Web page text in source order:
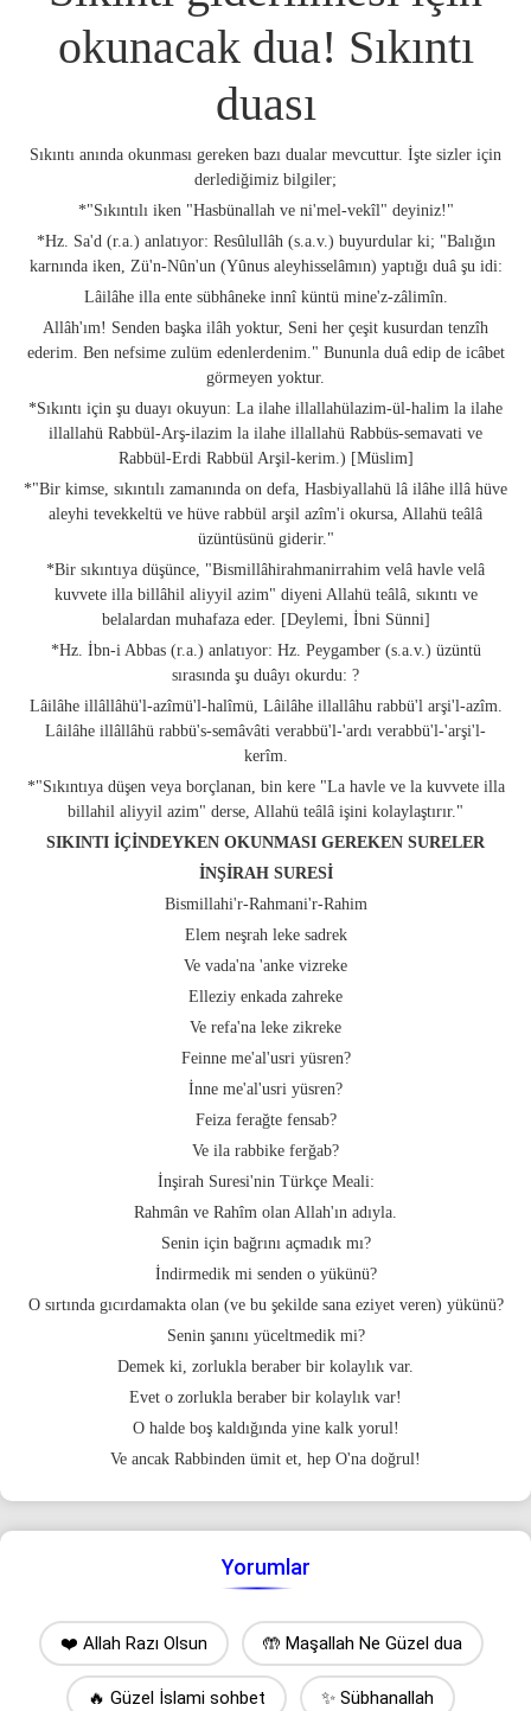
okunacak dua! Sıkıntı
duası
Sıkıntı anında okunması gereken bazı dualar mevcuttur. İşte sizler için
derlediğimiz bilgiler;
*"Sıkıntılı iken "Hasbünallah ve ni'mel-vekîl" deyiniz!"
*Hz. Sa'd (r.a.) anlatıyor: Resûlullâh (s.a.v.) buyurdular ki; "Balığın
karnında iken, Zü'n-Nûn'un (Yûnus aleyhisselâmın) yaptığı duâ şu idi:
Lâilâhe illa ente sübhâneke innî küntü mine'z-zâlimîn.
Allâh'ım! Senden başka ilâh yoktur, Seni her çeşit kusurdan tenzîh
ederim. Ben nefsime zulüm edenlerdenim." Bununla duâ edip de icâbet
görmeyen yoktur.
*Sıkıntı için şu duayı okuyun: La ilahe illallahülazim-ül-halim la ilahe
illallahü Rabbül-Arş-ilazim la ilahe illallahü Rabbüs-semavati ve
Rabbül-Erdi Rabbül Arşil-kerim.) [Müslim]
*"Bir kimse, sıkıntılı zamanında on defa, Hasbiyallahü lâ ilâhe illâ hüve
aleyhi tevekkeltü ve hüve rabbül arşil azîm'i okursa, Allahü teâlâ
üzüntüsünü giderir."
*Bir sıkıntıya düşünce, "Bismillâhirahmanirrahim velâ havle velâ
kuvvete illa billâhil aliyyil azim" diyeni Allahü teâlâ, sıkıntı ve
belalardan muhafaza eder. [Deylemi, İbni Sünni]
*Hz. İbn-i Abbas (r.a.) anlatıyor: Hz. Peygamber (s.a.v.) üzüntü
sırasında şu duâyı okurdu: ?
Lâilâhe illâllâhü'l-azîmü'l-halîmü, Lâilâhe illallâhu rabbü'l arşi'l-azîm.
Lâilâhe illâllâhü rabbü's-semâvâti verabbü'l-'ardı verabbü'l-'arşi'l-
kerîm.
*"Sıkıntıya düşen veya borçlanan, bin kere "La havle ve la kuvvete illa
billahil aliyyil azim" derse, Allahü teâlâ işini kolaylaştırır."
SIKINTI İÇİNDEYKEN OKUNMASI GEREKEN SURELER
İNŞİRAH SURESİ
Bismillahi'r-Rahmani'r-Rahim
Elem neşrah leke sadrek
Ve vada'na 'anke vizreke
Elleziy enkada zahreke
Ve refa'na leke zikreke
Feinne me'al'usri yüsren?
İnne me'al'usri yüsren?
Feiza ferağte fensab?
Ve ila rabbike ferğab?
İnşirah Suresi'nin Türkçe Meali:
Rahmân ve Rahîm olan Allah'ın adıyla.
Senin için bağrını açmadık mı?
İndirmedik mi senden o yükünü?
O sırtında gıcırdamakta olan (ve bu şekilde sana eziyet veren) yükünü?
Senin şanını yüceltmedik mi?
Demek ki, zorlukla beraber bir kolaylık var.
Evet o zorlukla beraber bir kolaylık var!
O halde boş kaldığında yine kalk yorul!
Ve ancak Rabbinden ümit et, hep O'na doğrul!
Yorumlar
❤️ Allah Razı Olsun 🤲 Maşallah Ne Güzel dua
🔥 Güzel İslami sohbet ✨ Sübhanallah